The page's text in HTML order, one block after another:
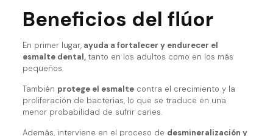
Beneficios del flúor
En primer lugar,ayuda a fortalecer y endurecer el
esmalte dental, tanto en los adultos como en los más
pequeños.
También protege el esmaltecontra el crecimiento y la
proliferación de bacterias, lo que se traduce en una
menor probabilidad de sufrir caries.
Además, interviene en el proceso de desmineralización y